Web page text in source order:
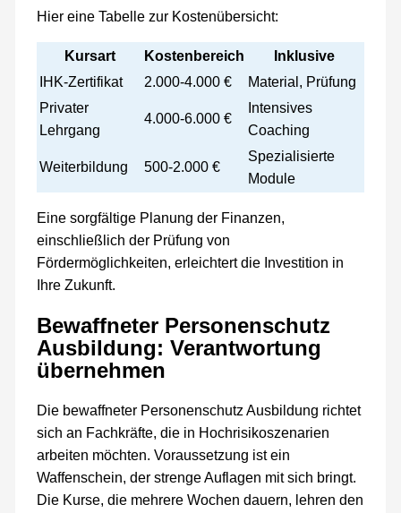
Hier eine Tabelle zur Kostenübersicht:
Kursart Kostenbereich
Inklusive
IHK-Zertifikat
2.000-4.000 €
Material, Prüfung
Privater
Lehrgang
4.000-6.000 €
Intensives
Coaching
Weiterbildung 500-2.000 €
Spezialisierte
Module
Eine sorgfältige Planung der Finanzen,
einschließlich der Prüfung von
Fördermöglichkeiten, erleichtert die Investition in
Ihre Zukunft.
Bewaffneter Personenschutz
Ausbildung: Verantwortung
übernehmen
Die bewaffneter Personenschutz Ausbildung richtet
sich an Fachkräfte, die in Hochrisikoszenarien
arbeiten möchten. Voraussetzung ist ein
Waffenschein, der strenge Auflagen mit sich bringt.
Die Kurse, die mehrere Wochen dauern, lehren den